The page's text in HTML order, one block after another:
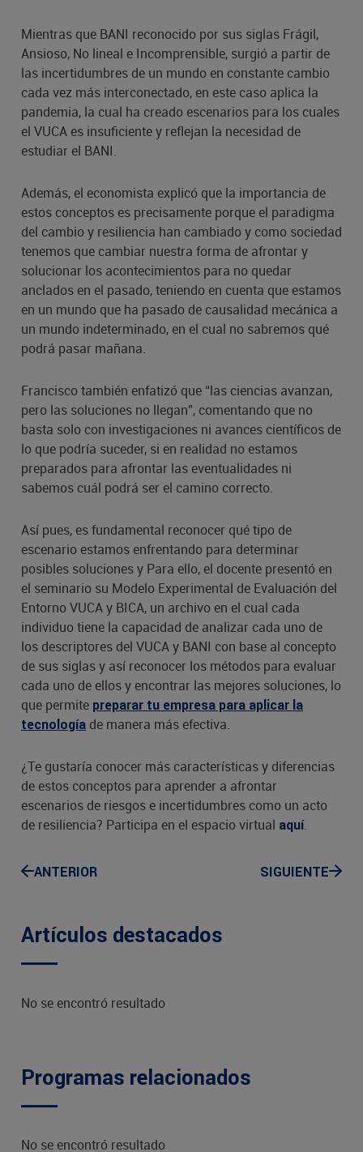
Mientras que BANI reconocido por sus siglas Frágil,
Ansioso, No lineal e Incomprensible, surgió a partir de
las incertidumbres de un mundo en constante cambio
cada vez más interconectado, en este caso aplica la
pandemia, la cual ha creado escenarios para los cuales
el VUCA es insuficiente y reflejan la necesidad de
estudiar el BANI.
Además, el economista explicó que la importancia de
estos conceptos es precisamente porque el paradigma
del cambio y resiliencia han cambiado y como sociedad
tenemos que cambiar nuestra forma de afrontar y
solucionar los acontecimientos para no quedar
anclados en el pasado, teniendo en cuenta que estamos
en un mundo que ha pasado de causalidad mecánica a
un mundo indeterminado, en el cual no sabremos qué
podrá pasar mañana.
Francisco también enfatizó que “las ciencias avanzan,
pero las soluciones no llegan”, comentando que no
basta solo con investigaciones ni avances científicos de
lo que podría suceder, si en realidad no estamos
preparados para afrontar las eventualidades ni
sabemos cuál podrá ser el camino correcto.
Así pues, es fundamental reconocer qué tipo de
escenario estamos enfrentando para determinar
posibles soluciones y Para ello, el docente presentó en
el seminario su Modelo Experimental de Evaluación del
Entorno VUCA y BICA, un archivo en el cual cada
individuo tiene la capacidad de analizar cada uno de
los descriptores del VUCA y BANI con base al concepto
de sus siglas y así reconocer los métodos para evaluar
cada uno de ellos y encontrar las mejores soluciones, lo
que permite preparar tu empresa para aplicar la
tecnología de manera más efectiva.
¿Te gustaría conocer más características y diferencias
de estos conceptos para aprender a afrontar
escenarios de riesgos e incertidumbres como un acto
de resiliencia? Participa en el espacio virtual aquí.
ANTERIOR SIGUIENTE
Artículos destacados
No se encontró resultado
Programas relacionados
No se encontró resultado